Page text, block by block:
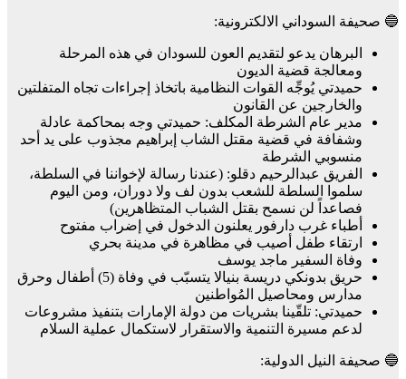
🔵 صحيفة السوداني الالكترونية:
البرهان يدعو لتقديم العون للسودان في هذه المرحلة
ومعالجة قضية الديون
حميدتي يُوجِّه القوات النظامية باتخاذ إجراءات تجاه المتفلتين
والخارجين عن القانون
مدير عام الشرطة المكلف: حميدتي وجه بمحاكمة عادلة
وشفافة في قضية مقتل الشاب إبراهيم مجذوب على يد أحد
منسوبي الشرطة
الفريق عبدالرحيم دقلو: (عندنا رسالة لإخواننا في السلطة،
سلموا السلطة للشعب بدون لف ولا دوران، ومن اليوم
فصاعداً لن نسمح بقتل الشباب المتظاهرين)
أطباء غرب دارفور يعلنون الدخول في إضراب مفتوح
ارتقاء طفل أصيب في مظاهرة في مدينة بحري
وفاة السفير ماجد يوسف
حريق بدونكي دريسة بنيالا يتسبّب في وفاة (5) أطفال وحرق
مدارس ومحاصيل المُواطنين
حميدتي: تلقّينا بشريات من دولة الإمارات بتنفيذ مشروعات
لدعم مسيرة التنمية والاستقرار لاستكمال عملية السلام
🔵 صحيفة النيل الدولية: